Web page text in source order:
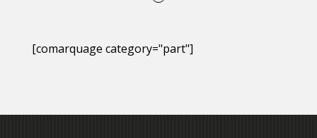
[comarquage category="part"]